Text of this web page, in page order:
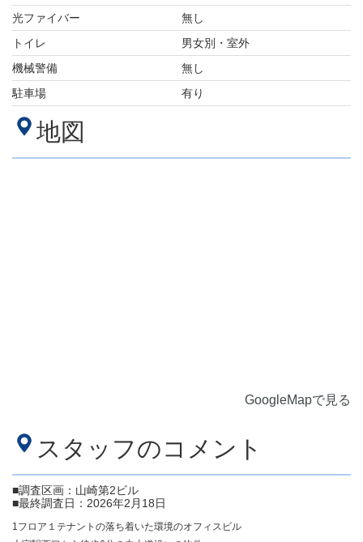
光ファイバー
無し
トイレ
男女別・室外
機械警備
無し
駐車場
有り
地図
GoogleMapで見る
スタッフのコメント
■調査区画：山崎第2ビル
■最終調査日：2026年2月18日
1フロア１テナントの落ち着いた環境のオフィスビル